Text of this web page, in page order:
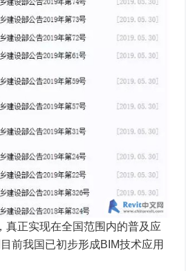
真正实现在全国范围内的普及应
前我国已初步形成BIM技术应用